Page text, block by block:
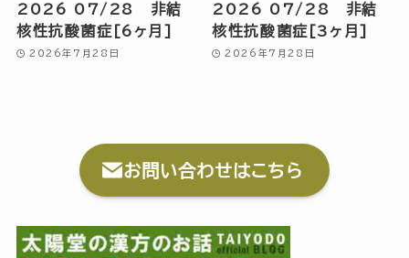
2026 07/28 非結
核性抗酸菌症[6ヶ月]
2026年7月28日
2026 07/28 非結
核性抗酸菌症[3ヶ月]
2026年7月28日
お問い合わせはこちら